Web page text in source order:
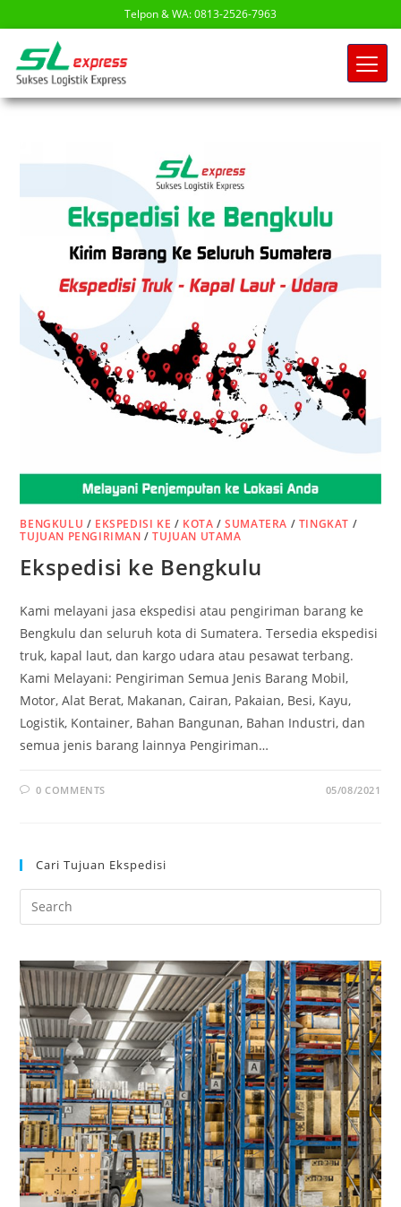
Telpon & WA: 0813-2526-7963
BENGKULU / EKSPEDISI KE / KOTA /SUMATERA / TINGKAT /
TUJUAN PENGIRIMAN /TUJUAN UTAMA
Ekspedisi ke Bengkulu
Kami melayani jasa ekspedisi atau pengiriman barang ke
Bengkulu dan seluruh kota di Sumatera. Tersedia ekspedisi
truk, kapal laut, dan kargo udara atau pesawat terbang.
Kami Melayani: Pengiriman Semua Jenis Barang Mobil,
Motor, Alat Berat, Makanan, Cairan, Pakaian, Besi, Kayu,
Logistik, Kontainer, Bahan Bangunan, Bahan Industri, dan
semua jenis barang lainnya Pengiriman…
0 COMMENTS 05/08/2021
Cari Tujuan Ekspedisi